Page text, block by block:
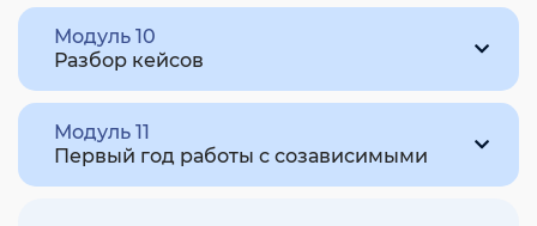
Модуль 10
Разбор кейсов
Модуль 11
Первый год работы с созависимыми